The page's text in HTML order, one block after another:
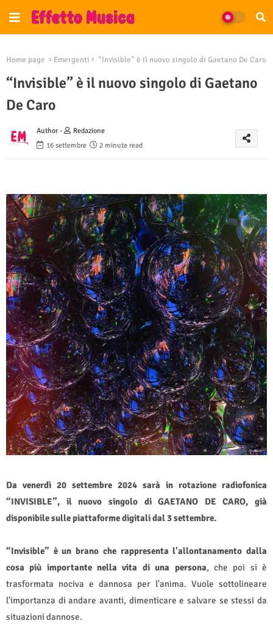
Home page Emergenti “Invisible” è il nuovo singolo di Gaetano De Caro
“Invisible” è il nuovo singolo di Gaetano
De Caro
Author -
Redazione
16 settembre
2 minute read
Da venerdì 20 settembre 2024 sarà in rotazione radiofonica
“INVISIBLE”, il nuovo singolo di GAETANO DE CARO, già
disponibile sulle piattaforme digitali dal 3 settembre.
“Invisible” è un brano che rappresenta l'allontanamento dalla
cosa più importante nella vita di una persona, che poi si è
trasformata nociva e dannosa per l'anima. Vuole sottolineare
l'importanza di andare avanti, dimenticare e salvare se stessi da
situazioni dannose.